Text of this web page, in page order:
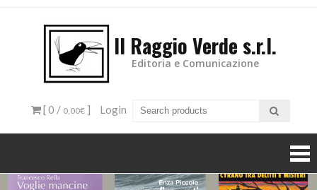
Il Raggio Verde s.r.l.
Editoria e Comunicazione
[ 0 / 0,00€] Login